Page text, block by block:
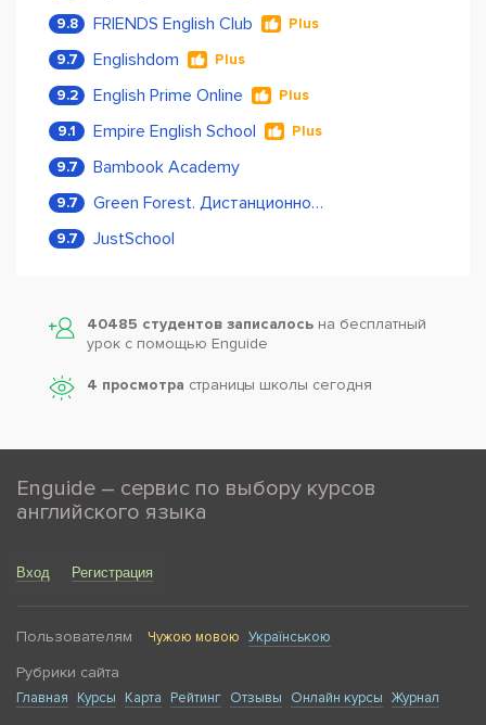
9.8 FRIENDS English Club Plus
9.7 Englishdom Plus
9.2 English Prime Online Plus
9.1 Empire English School Plus
9.7 Bambook Academy
9.7 Green Forest. Дистанционное обучение
9.7 JustSchool
40485 студентов записалось на бесплатный
урок с помощью Enguide
4 просмотра страницы школы сегодня
Enguide – сервис по выбору курсов
английского языка
Вход Регистрация
Пользователям Чужою мовою Українською
Рубрики сайта
Главная Курсы Карта Рейтинг Отзывы Онлайн курсы Журнал